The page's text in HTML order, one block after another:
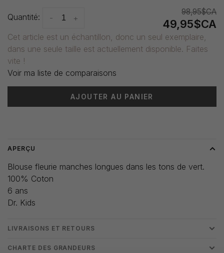
Quantité: +
-
98,95$CA
49,95$CA
Cet article est un échantillon, donc un seul exemplaire,
dans une seule taille est actuellement disponible. Faites
vite !
Voir ma liste de comparaisons
AJOUTER AU PANIER
APERÇU
Blouse fleurie manches longues dans les tons de vert.
100% Coton
6 ans
Dr. Kids
LIVRAISONS ET RETOURS
CHARTE DES GRANDEURS